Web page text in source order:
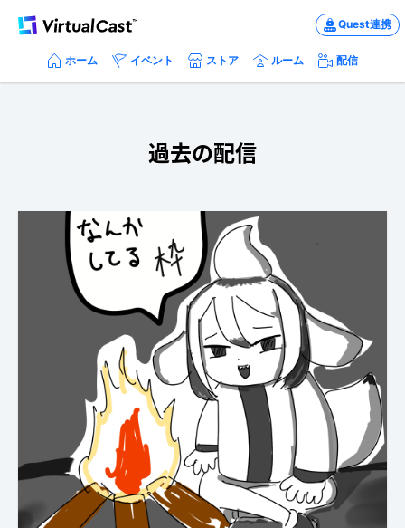
Quest連携
ホーム イベント ストア ルーム 配信
過去の配信